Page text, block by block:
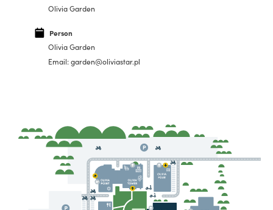
Olivia Garden
Person
Olivia Garden
Email: garden@oliviastar.pl